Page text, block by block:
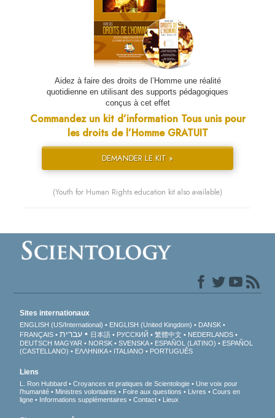
Aidez à faire des droits de l’Homme une réalité
quotidienne en utilisant des supports pédagogiques
conçus à cet effet
Commandez un kit d’information Tous unis pour
les droits de l’Homme GRATUIT
DEMANDER LE KIT »
(Youth for Human Rights education kit also available)
Sites internationaux
ENGLISH (US/International) ENGLISH (United Kingdom)
DANSK
FRANÇAIS
עברית 日本語 РУССКИЙ 繁體中文
NEDERLANDS
DEUTSCH MAGYAR NORSK SVENSKA ESPAÑOL (LATINO)
ESPAÑOL
(CASTELLANO)
ΕΛΛΗΝΙΚA ITALIANO PORTUGUÊS
Liens
L. Ron Hubbard Croyances et pratiques de Scientologie
Une voix pour
l’humanité
Ministres volontaires Foire aux questions Livres
Cours en
ligne
Informations supplémentaires Contact Lieux